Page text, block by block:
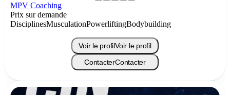
MPV Coaching
Prix sur demande
DisciplinesMusculationPowerliftingBodybuilding
Voir le profilVoir le profil
ContacterContacter